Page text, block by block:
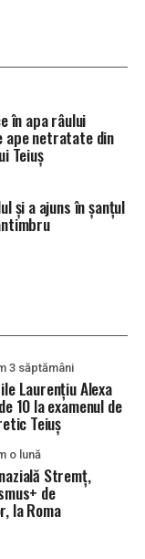
în apa râului
ape netratate din
Teiuș
și a ajuns în șanțul
3 săptămâni
Laurențiu Alexa
10 la examenul de
Teiuș
o lună
Stremț,
de
la Roma